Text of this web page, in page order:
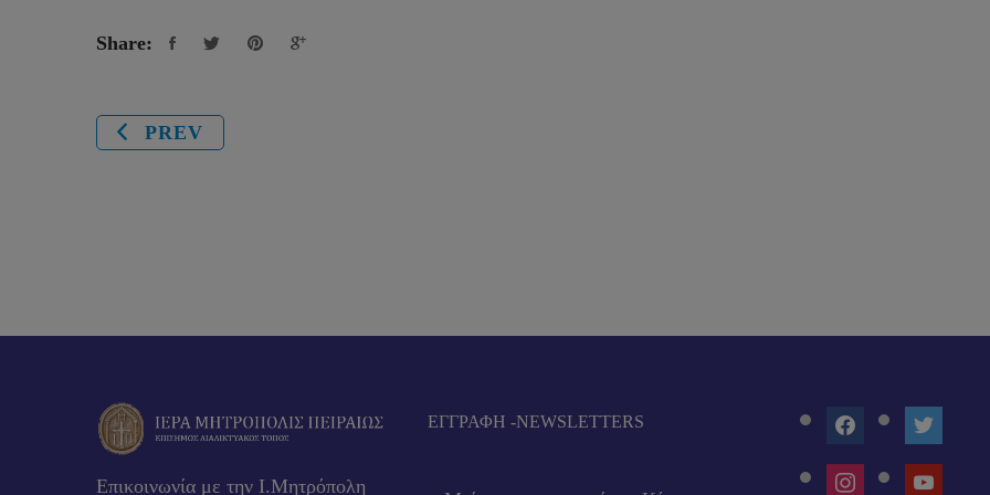
Share:
PREV
Επικοινωνία με την Ι.Μητρόπολη
EΓΓΡΑΦΉ -NEWSLETTERS FACEBOOKTWITTER
INSTAGRAMYOUTUBE